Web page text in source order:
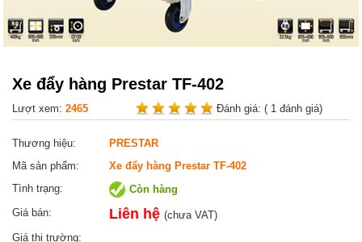
Xe đẩy hàng Prestar TF-402
Lượt xem: 2465 Đánh giá: ( 1 đánh giá)
Thương hiệu:
PRESTAR
Mã sản phẩm:
Xe đẩy hàng Prestar TF-402
Tình trạng:
Còn hàng
Giá bán:
Liên hệ (chưa VAT)
Giá thị trường: